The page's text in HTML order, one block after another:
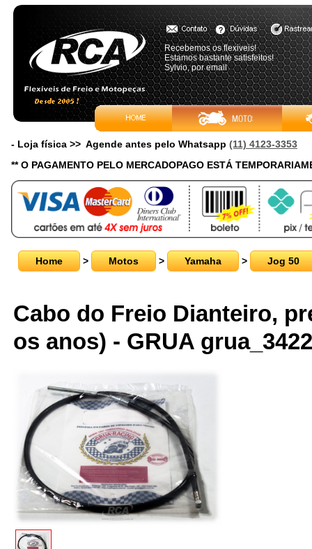
Recebemos os flexiveis!
Estamos bastante satisfeitos!
Sylvio, por email
- Loja física >> Agende antes pelo Whatsapp (11) 4123-3353
** O PAGAMENTO PELO MERCADOPAGO ESTÁ
Home > Motos > Yamaha > Jog 50
Cabo do Freio Dianteiro,
os anos) - GRUA grua_3422